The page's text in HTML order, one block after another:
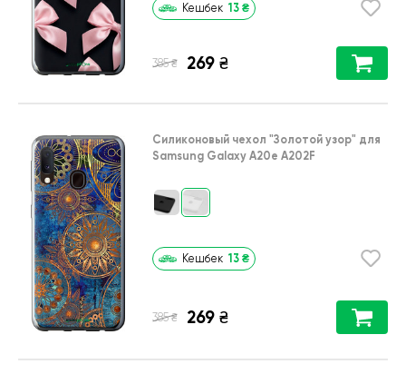
Кешбек 13 ₴
385 ₴ 269 ₴
Силиконовый чехол "Золотой узор" для
Samsung Galaxy A20e A202F
Кешбек 13 ₴
385 ₴ 269 ₴